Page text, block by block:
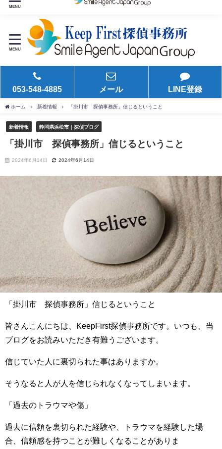
24時間365日お気軽にご相談ください。
MENU
MENU
053-548-4885 メール LINE登録
ホーム 新着情報 「掛川市 探偵事務所」信じるということ
新着情報 静岡県浜松市｜探偵ブログ
「掛川市 探偵事務所」信じるということ
2024年6月14日 2024年6月14日
「掛川市 探偵事務所」信じるということ
皆さんこんにちは、 KeepFirst探偵事務所です。いつも、当
ブログをお読みいただき有難うございます。
信じていた人に裏切られた事はありますか。
そうなると人が人を信じられなくなってしまいます。
「過去のトラウマや傷」
過去に信頼を裏切られた経験や、トラウマを経験した場
合、信頼感を持つことが難しくなることがありま